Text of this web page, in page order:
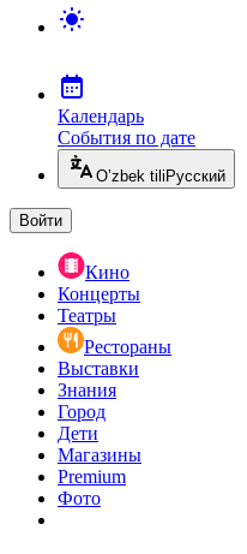
Календарь
События по дате
O’zbek tili Русский
Войти
Кино
Концерты
Театры
Рестораны
Выставки
Знания
Город
Дети
Магазины
Premium
Фото